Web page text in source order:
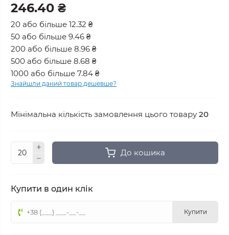
246.40 ₴
20 або більше 12.32 ₴
50 або більше 9.46 ₴
200 або більше 8.96 ₴
500 або більше 8.68 ₴
1000 або більше 7.84 ₴
Знайшли даний товар дешевше?
Мінімальна кількість замовлення цього товару 20
До кошика
Купити в один клік
Купити